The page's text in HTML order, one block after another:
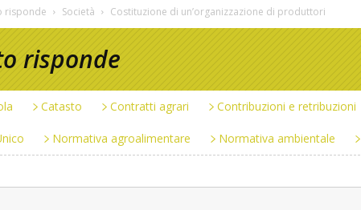
risponde Società Costituzione di un’organizzazione di produttori
risponde
Catasto Contratti agrari Contribuzioni e retribuzioni
Normativa agroalimentare Normativa ambientale